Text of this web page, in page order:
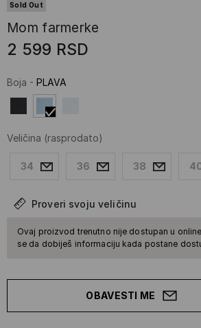
Sold Out
Mom farmerke
2 599 RSD
Boja - PLAVA
Veličina (rasprodato)
34 36 38
Proveri svoju veličinu
Ovaj proizvod trenutno nije dostupan u
se da dobiješ informaciju kada postane
OBAVESTI ME